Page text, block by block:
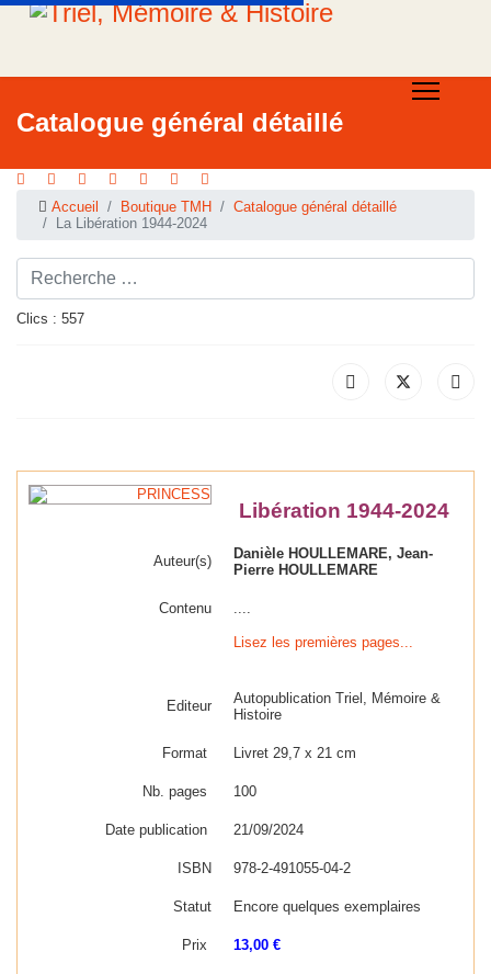
Catalogue général détaillé
Accueil Boutique TMH
Catalogue général détaillé
La Libération 1944-2024
Rechercher ...
Clics : 557
Libération 1944-2024
Auteur(s)
Danièle HOULLEMARE, Jean-
Pierre HOULLEMARE
Contenu ....
Lisez les premières pages...
Editeur
Autopublication Triel, Mémoire &
Histoire
Format Livret 29,7 x 21 cm
Nb. pages 100
Date publication 21/09/2024
ISBN 978-2-491055-04-2
Statut Encore quelques exemplaires
Prix 13,00 €